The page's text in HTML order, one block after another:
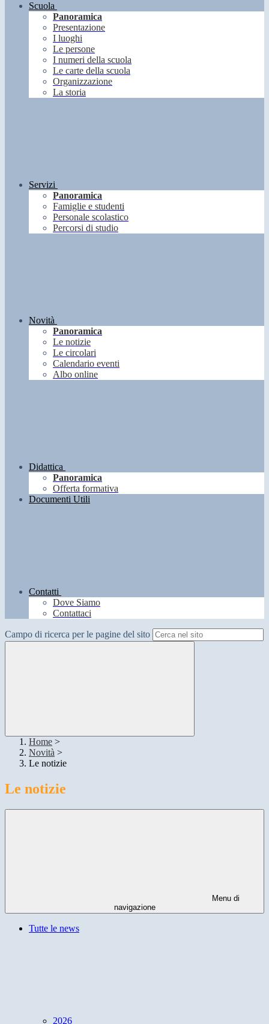
Scuola
Panoramica
Presentazione
I luoghi
Le persone
I numeri della scuola
Le carte della scuola
Organizzazione
La storia
Servizi
Panoramica
Famiglie e studenti
Personale scolastico
Percorsi di studio
Novità
Panoramica
Le notizie
Le circolari
Calendario eventi
Albo online
Didattica
Panoramica
Offerta formativa
Documenti Utili
Contatti
Dove Siamo
Contattaci
Campo di ricerca per le pagine del sito
Home >
Novità >
Le notizie
Le notizie
Menu di
navigazione
Tutte le news
2026